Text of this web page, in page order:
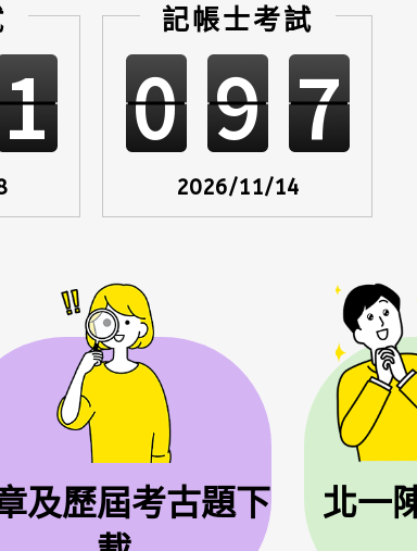
1
記帳士考試
0 9 7
2026/11/14
及歷屆考古題下
北一